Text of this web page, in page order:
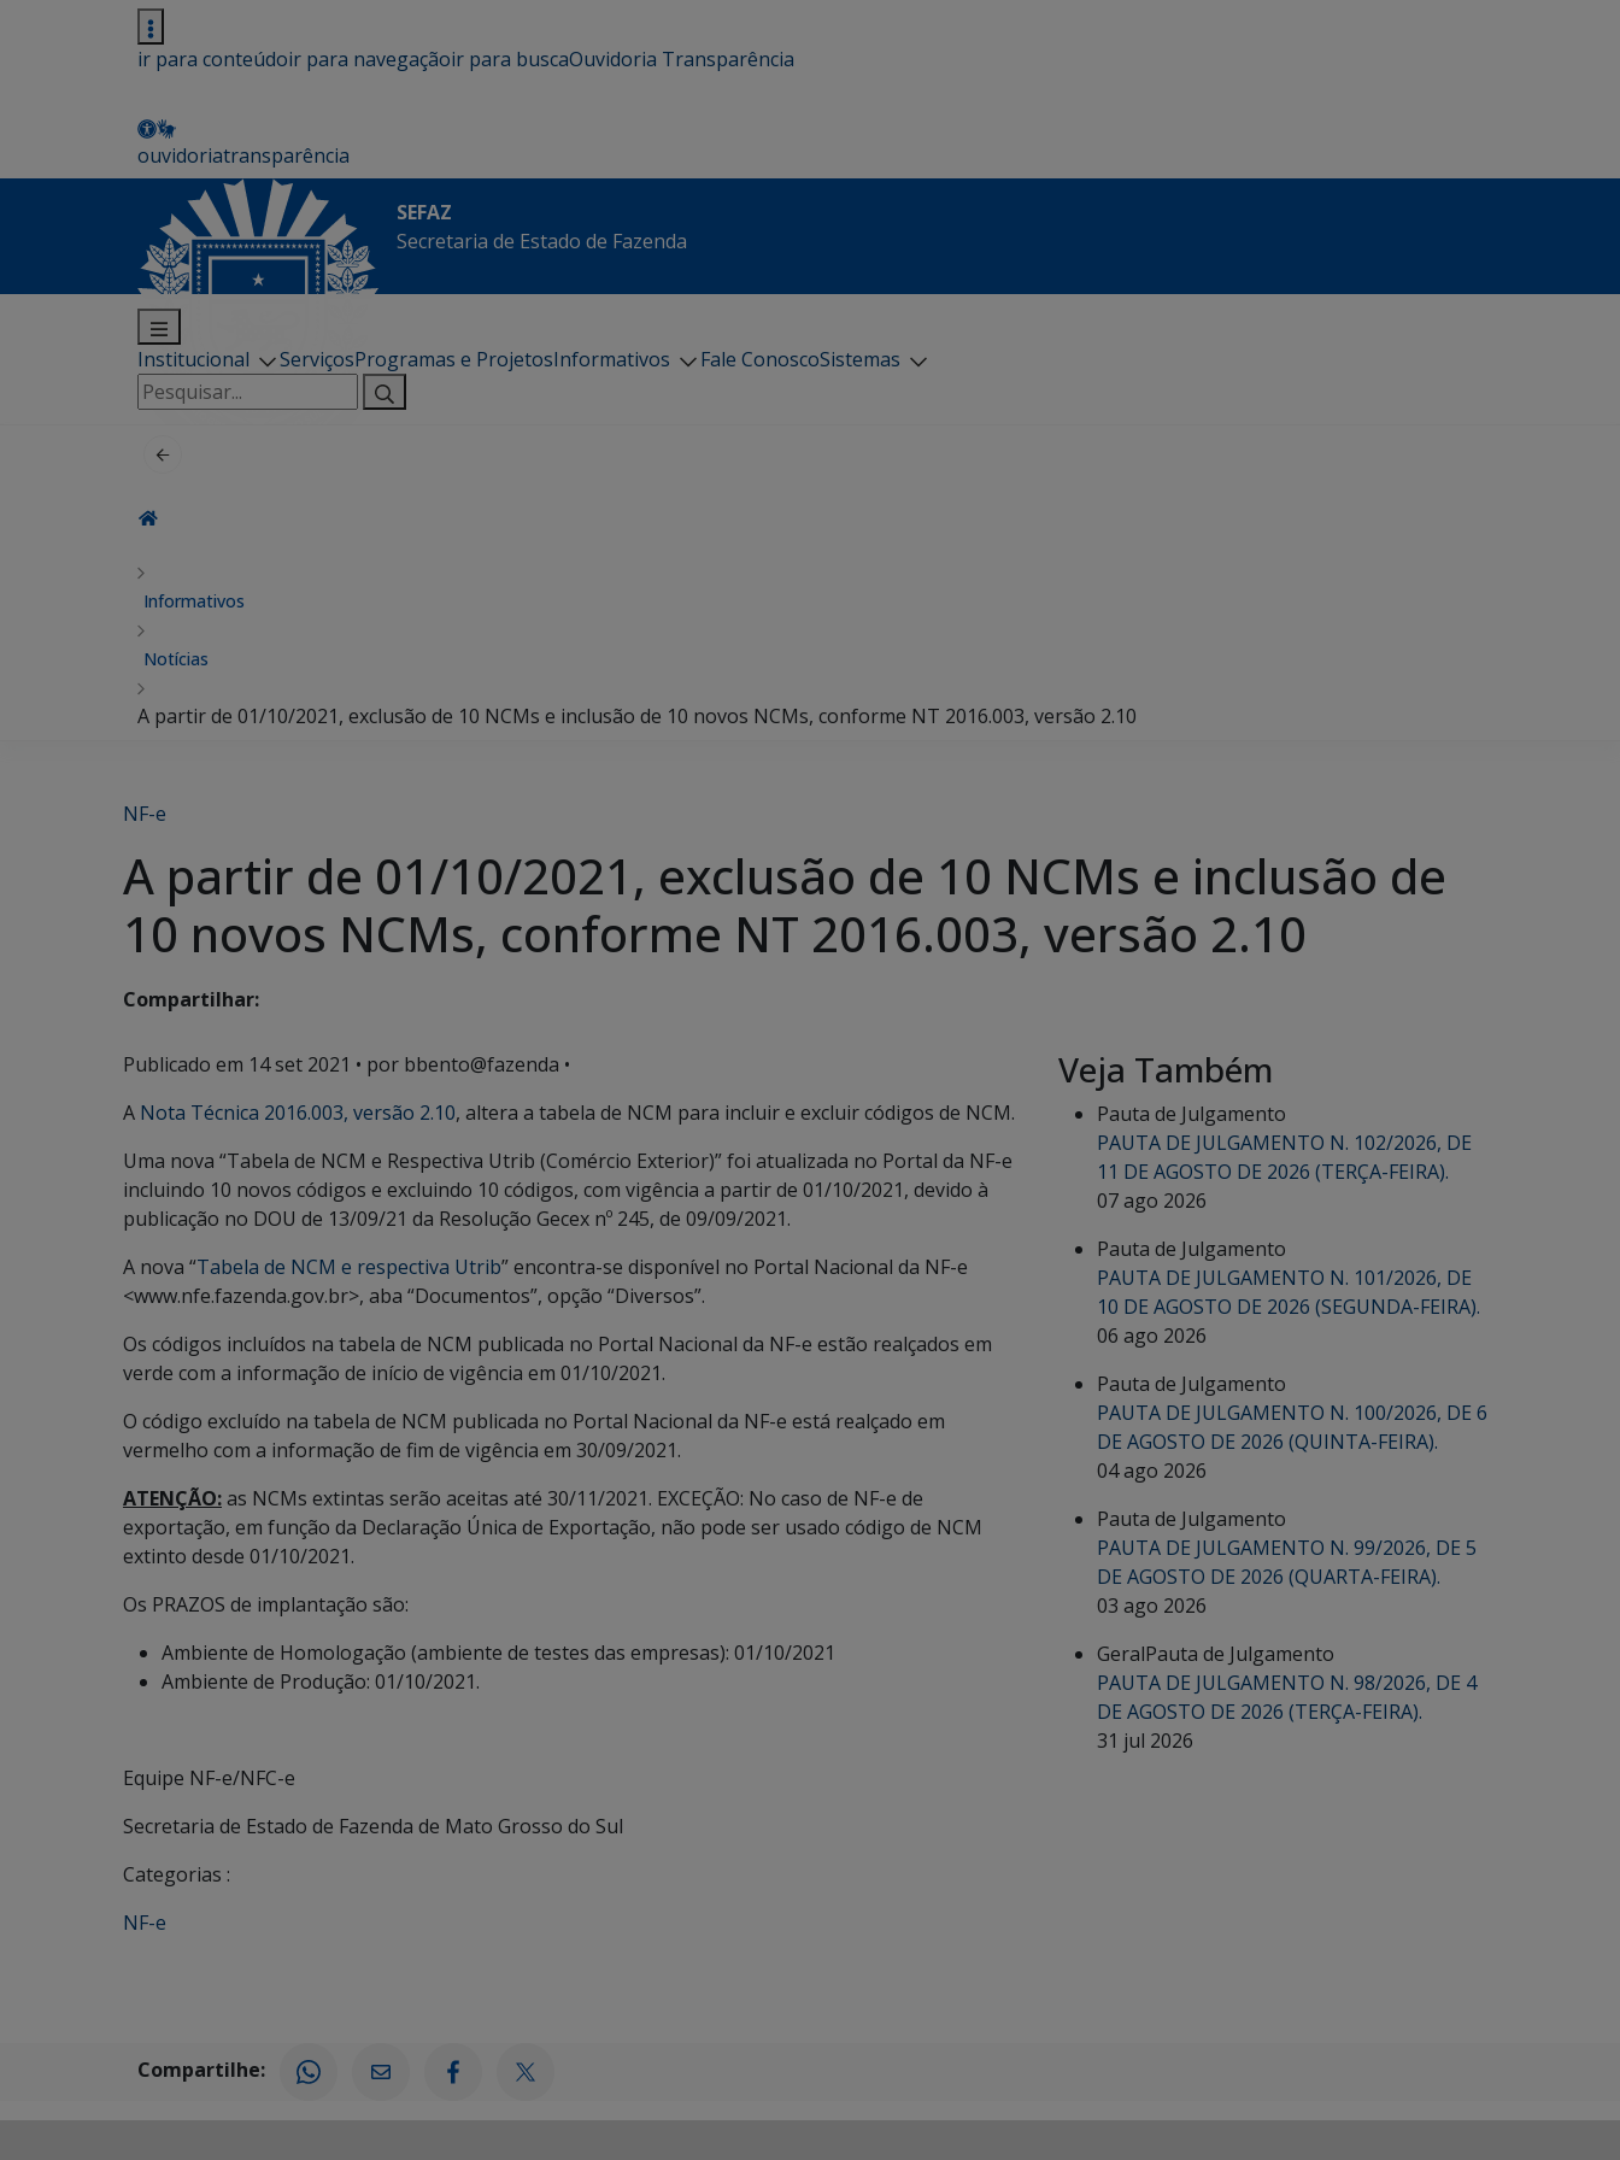
ir para conteúdoir para navegaçãoir para buscaOuvidoria Transparência
ouvidoriatransparência
SEFAZ
Secretaria de Estado de Fazenda
Institucional ServiçosProgramas e ProjetosInformativos Fale ConoscoSistemas
Pesquisar
por:
Informativos
Notícias
A partir de 01/10/2021, exclusão de 10 NCMs e inclusão de 10 novos NCMs, conforme NT 2016.003, versão 2.10
NF-e
A partir de 01/10/2021, exclusão de 10 NCMs e inclusão de
10 novos NCMs, conforme NT 2016.003, versão 2.10
Compartilhar:
Publicado em 14 set 2021 • por bbento@fazenda •
A Nota Técnica 2016.003, versão 2.10, altera a tabela de NCM para incluir e excluir códigos de NCM.
Uma nova “Tabela de NCM e Respectiva Utrib (Comércio Exterior)” foi atualizada no Portal da NF-e
incluindo 10 novos códigos e excluindo 10 códigos, com vigência a partir de 01/10/2021, devido à
publicação no DOU de 13/09/21 da Resolução Gecex nº 245, de 09/09/2021.
A nova “Tabela de NCM e respectiva Utrib” encontra-se disponível no Portal Nacional da NF-e
<www.nfe.fazenda.gov.br>, aba “Documentos”, opção “Diversos”.
Os códigos incluídos na tabela de NCM publicada no Portal Nacional da NF-e estão realçados em
verde com a informação de início de vigência em 01/10/2021.
O código excluído na tabela de NCM publicada no Portal Nacional da NF-e está realçado em
vermelho com a informação de fim de vigência em 30/09/2021.
ATENÇÃO:as NCMs extintas serão aceitas até 30/11/2021. EXCEÇÃO: No caso de NF-e de
exportação, em função da Declaração Única de Exportação, não pode ser usado código de NCM
extinto desde 01/10/2021.
Os PRAZOS de implantação são:
Ambiente de Homologação (ambiente de testes das empresas): 01/10/2021
Ambiente de Produção: 01/10/2021.
Equipe NF-e/NFC-e
Secretaria de Estado de Fazenda de Mato Grosso do Sul
Categorias :
NF-e
Veja Também
Pauta de Julgamento
PAUTA DE JULGAMENTO N. 102/2026, DE
11 DE AGOSTO DE 2026 (TERÇA-FEIRA).
07 ago 2026
Pauta de Julgamento
PAUTA DE JULGAMENTO N. 101/2026, DE
10 DE AGOSTO DE 2026 (SEGUNDA-FEIRA).
06 ago 2026
Pauta de Julgamento
PAUTA DE JULGAMENTO N. 100/2026, DE 6
DE AGOSTO DE 2026 (QUINTA-FEIRA).
04 ago 2026
Pauta de Julgamento
PAUTA DE JULGAMENTO N. 99/2026, DE 5
DE AGOSTO DE 2026 (QUARTA-FEIRA).
03 ago 2026
GeralPauta de Julgamento
PAUTA DE JULGAMENTO N. 98/2026, DE 4
DE AGOSTO DE 2026 (TERÇA-FEIRA).
31 jul 2026
Compartilhe: